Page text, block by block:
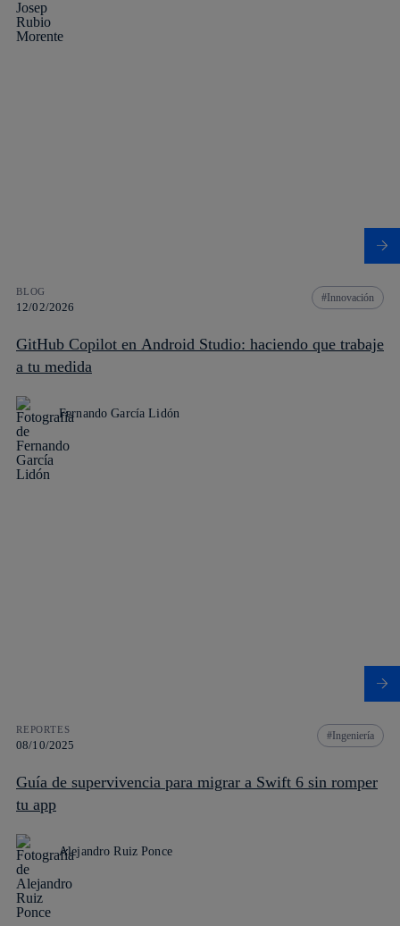
BLOG
12/02/2026
Innovación
GitHub Copilot en Android Studio: haciendo que trabaje
a tu medida
Fernando García Lidón
REPORTES
08/10/2025
Ingeniería
Guía de supervivencia para migrar a Swift 6 sin romper
tu app
Alejandro Ruiz Ponce